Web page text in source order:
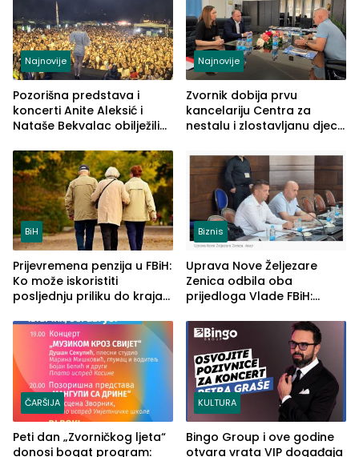
Najnovije
Pozorišna predstava i
koncerti Anite Aleksić i
Nataše Bekvalac obilježili
ljeta (FOTO)
Najnovije
Zvornik dobija prvu
kancelariju Centra za
nestalu i zlostavljanu djecu
BiH
Prijevremena penzija u FBiH:
Ko može iskoristiti
posljednju priliku do kraja
Biznis
Uprava Nove Željezare
Zenica odbila oba
prijedloga Vlade FBiH:
rješenje
ČARŠIJA
Peti dan „Zvorničkog ljeta“
donosi bogat program:
KULTURA
Bingo Group i ove godine
otvara vrata VIP događaja